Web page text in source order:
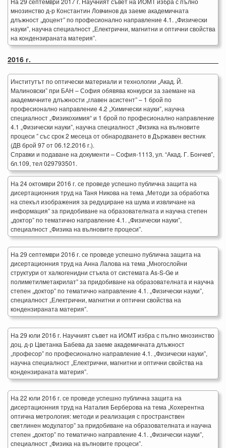
мнозинство д-р Константин Ловчинов да заеме академичната
длъжност „доцент” по професионално направление 4.1. „Физически
науки”, научна специалност „Електрични, магнитни и оптични свойства
на кондензираната материя”.
2016 г.
Институтът по оптически материали и технологии „Акад. Й.
Малиновски” при БАН – София обявява конкурси за заемане на
академичните длъжности „главен асистент” – 1 брой по
професионално направление 4.2 „Химически науки”, научна
специалност „Физикохимия“ и 1 брой по професионално направление
4.1 „Физически науки”, научна специалност „Физика на вълновите
процеси ” със срок 2 месеца от обнародването в Държавен вестник
(ДВ брой 97 от 06.12.2016 г.).
Справки и подаване на документи – София-1113, ул. “Акад. Г. Бончев”,
бл.109, тел 029793501.
На 24 октомври 2016 г. се проведе успешно публична защита на
дисертационния труд на Таня Никова на тема „Методи за обработка
на спекъл изображения за редуциране на шума и извличане на
информация” за придобиване на образователната и научна степен
„доктор” по тематично направление 4.1. „Физически науки”,
специалност „Физика на вълновите процеси”.
На 29 септември 2016 г. се проведе успешно публична защита на
дисертационния труд на Анна Лалова на тема „Многослойни
структури от халкогенидни стъкла от системата As-S-Ge и
полиметилметакрилат” за придобиване на образователната и научна
степен „доктор” по тематично направление 4.1. „Физически науки”,
специалност „Електрични, магнитни и оптични свойства на
кондензираната материя”.
На 29 юли 2016 г. Научният съвет на ИОМТ избра с пълно мнозинство
доц. д-р Цветанка Бабева да заеме академичната длъжност
„професор” по професионално направление 4.1. „Физически науки”,
научна специалност „Електрични, магнитни и оптични свойства на
кондензираната материя”.
На 22 юли 2016 г. се проведе успешно публична защита на
дисертационния труд на Наталия Берберова на тема „Кохерентна
оптична метрология: методи и реализация с пространствен
светлинен модулатор” за придобиване на образователната и научна
степен „доктор” по тематично направление 4.1. „Физически науки”,
специалност „Физика на вълновите процеси”.